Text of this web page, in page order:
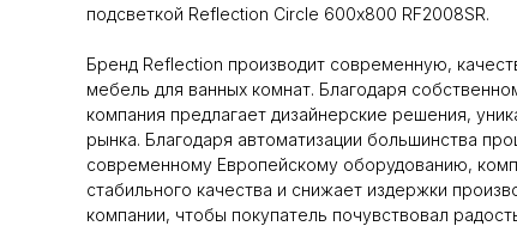
подсветкой Reflection Circle 600х800 RF2008SR.
Бренд Reflection производит современную,
мебель для ванных комнат. Благодаря
компания предлагает дизайнерские решения,
рынка. Благодаря автоматизации большинства
современному Европейскому оборудованию,
стабильного качества и снижает издержки
компании, чтобы покупатель почувствовал